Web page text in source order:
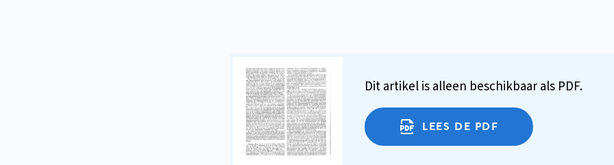
Dit artikel is alleen beschikbaar als PDF.
LEES DE PDF